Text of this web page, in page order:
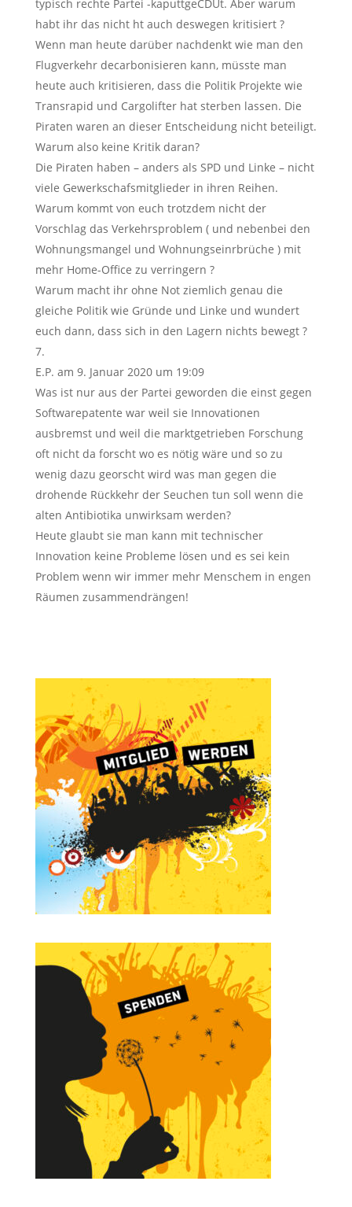
typisch rechte Partei -kaputtgeCDUt. Aber warum
habt ihr das nicht ht auch deswegen kritisiert ?
Wenn man heute darüber nachdenkt wie man den
Flugverkehr decarbonisieren kann, müsste man
heute auch kritisieren, dass die Politik Projekte wie
Transrapid und Cargolifter hat sterben lassen. Die
Piraten waren an dieser Entscheidung nicht beteiligt.
Warum also keine Kritik daran?
Die Piraten haben – anders als SPD und Linke – nicht
viele Gewerkschafsmitglieder in ihren Reihen.
Warum kommt von euch trotzdem nicht der
Vorschlag das Verkehrsproblem ( und nebenbei den
Wohnungsmangel und Wohnungseinrbrüche ) mit
mehr Home-Office zu verringern ?
Warum macht ihr ohne Not ziemlich genau die
gleiche Politik wie Gründe und Linke und wundert
euch dann, dass sich in den Lagern nichts bewegt ?
E.P. am 9. Januar 2020 um 19:09
Was ist nur aus der Partei geworden die einst gegen
Softwarepatente war weil sie Innovationen
ausbremst und weil die marktgetrieben Forschung
oft nicht da forscht wo es nötig wäre und so zu
wenig dazu georscht wird was man gegen die
drohende Rückkehr der Seuchen tun soll wenn die
alten Antibiotika unwirksam werden?
Heute glaubt sie man kann mit technischer
Innovation keine Probleme lösen und es sei kein
Problem wenn wir immer mehr Menschem in engen
Räumen zusammendrängen!